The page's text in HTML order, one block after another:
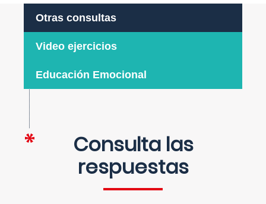
Otras consultas
Video ejercicios
Educación Emocional
Consulta las
respuestas